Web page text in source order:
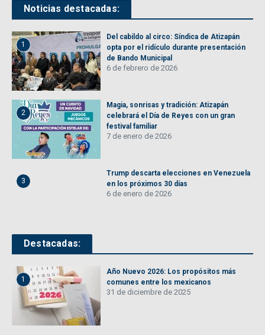
Noticias destacadas:
1
Del cabildo al circo: Síndica de Atizapán
opta por el ridículo durante presentación
de Bando Municipal
6 de febrero de 2026
2
Magia, sonrisas y tradición: Atizapán
celebrará el Día de Reyes con un gran
festival familiar
7 de enero de 2026
3
Trump descarta elecciones en Venezuela
en los próximos 30 días
6 de enero de 2026
Destacadas:
1
Año Nuevo 2026: Los propósitos más
comunes entre los mexicanos
31 de diciembre de 2025